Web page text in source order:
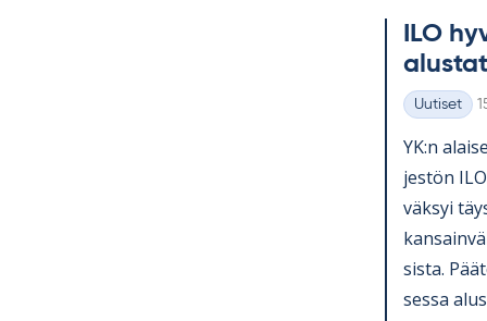
ILO
Kategoriat
Uutiset
YK:n
jes­tön
väk­syi
sista.
sessa